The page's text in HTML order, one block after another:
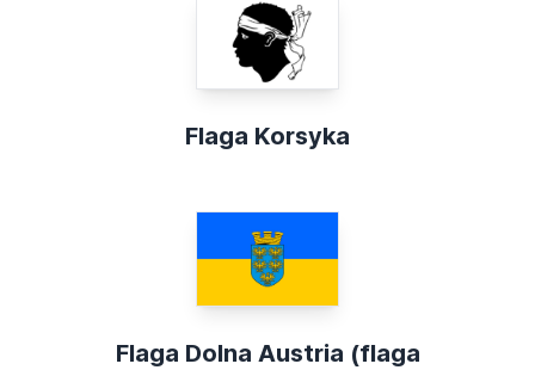
Flaga Korsyka
Flaga Dolna Austria (flaga